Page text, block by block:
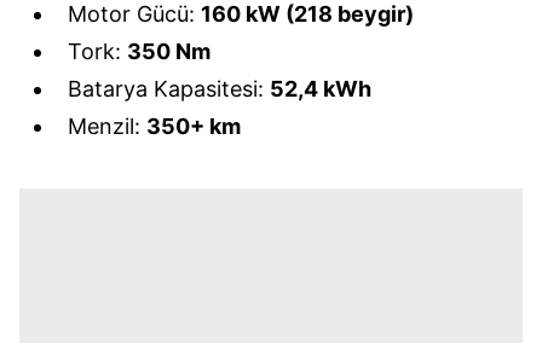
Motor Gücü: 160 kW (218 beygir)
Tork: 350 Nm
Batarya Kapasitesi: 52,4 kWh
Menzil: 350+ km